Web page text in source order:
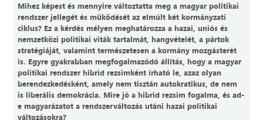
Mihez képest és mennyire változtatta meg a magyar politikai
rendszer jellegét és működését az elmúlt két kormányzati
ciklus? Ez a kérdés mélyen meghatározza a hazai, uniós és
nemzetközi politikai viták tartalmát, hangvételét, a pártok
stratégiáját, valamint természetesen a kormány mozgásterét
is. Egyre gyakrabban megfogalmazódó állítás, hogy a magyar
politikai rendszer hibrid rezsimként írható le, azaz olyan
berendezkedésként, amely nem tisztán autokratikus, de nem
is liberális demokrácia. Mire jó a hibrid rezsim fogalma, és ad-
e magyarázatot a rendszerváltozás utáni hazai politikai
változásokra?